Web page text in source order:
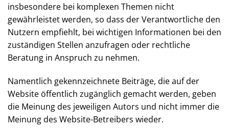
inhaltliche Richtigkeit, insbesondere bei komplexen
Themen nicht gewährleistet werden, so dass der
Verantwortliche den Nutzern empfiehlt, bei wichtigen
Informationen bei den zuständigen Stellen
anzufragen oder rechtliche Beratung in Anspruch zu
Namentlich gekennzeichnete Beiträge, die auf der
Website öffentlich zugänglich gemacht werden,
geben die Meinung des jeweiligen Autors und nicht